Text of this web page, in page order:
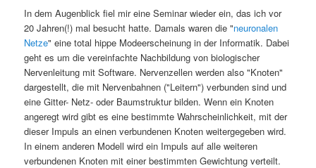
In dem Augenblick fiel mir eine Seminar wieder ein, das ich vor
20 Jahren(!) mal besucht hatte. Damals waren die "neuronalen
Netze" eine total hippe Modeerscheinung in der Informatik. Dabei
geht es um die vereinfachte Nachbildung von biologischer
Nervenleitung mit Software. Nervenzellen werden also "Knoten"
dargestellt, die mit Nervenbahnen ("Leitern") verbunden sind und
eine Gitter- Netz- oder Baumstruktur bilden. Wenn ein Knoten
angeregt wird gibt es eine bestimmte Wahrscheinlichkeit, mit der
dieser Impuls an einen verbundenen Knoten weitergegeben wird.
In einem anderen Modell wird ein Impuls auf alle weiteren
verbundenen Knoten mit einer bestimmten Gewichtung verteilt.